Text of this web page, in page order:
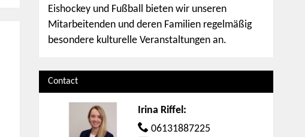
Eishockey und Fußball bieten wir unseren
Mitarbeitenden und deren Familien regelmäßig
besondere kulturelle Veranstaltungen an.
Contact
Irina Riffel:
06131887225